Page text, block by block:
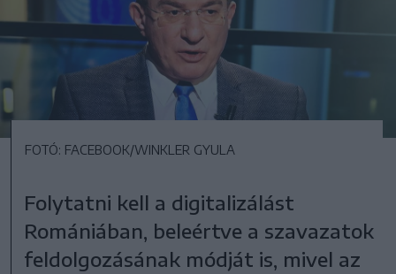
FOTÓ: FACEBOOK/WINKLER GYULA
Folytatni kell a digitalizálást
Romániában, beleértve a szavazatok
feldolgozásának módját is, mivel az